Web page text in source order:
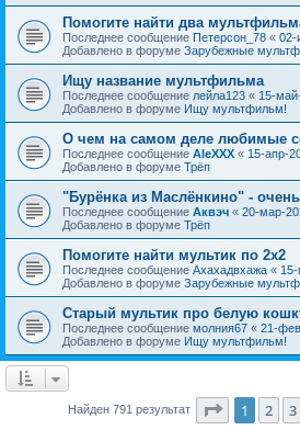
Помогите найти два
Последнее сообщение Петерсон_78 « 02-
Добавлено в форуме Зарубежные
Ищу название мультфильма
Последнее сообщение лейла123 « 15-
Добавлено в форуме Ищу мультфильм!
О чем на самом деле любимые
Последнее сообщение AleXXX « 15-апр-
Добавлено в форуме Трёп
"Бурёнка из Маслёнкино" -
Последнее сообщение Аквэч « 20-мар-
Добавлено в форуме Трёп
Помогите найти мультик по 2х2
Последнее сообщение Ахахадвхажа «
Добавлено в форуме Зарубежные
Старый мультик про белую
Последнее сообщение молния67 « 21-
Добавлено в форуме Ищу мультфильм!
Найден 791 результат Страница
1 2 3